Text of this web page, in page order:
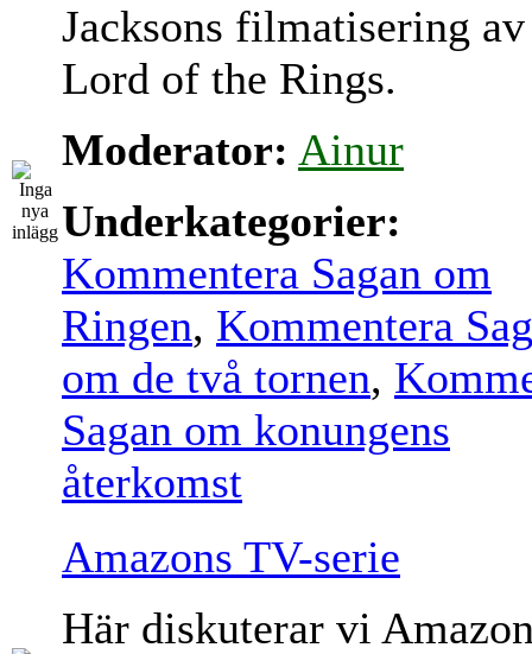
Jacksons filmatisering
Lord of the Rings.
Moderator: Ainur
Underkategorier:
Kommentera Sagan om
Ringen, Kommentera
om de två tornen,
Sagan om konungens
återkomst
Amazons TV-serie
Här diskuterar vi